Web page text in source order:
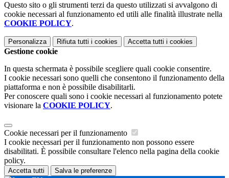
Questo sito o gli strumenti terzi da questo utilizzati si avvalgono di
cookie necessari al funzionamento ed utili alle finalità illustrate nella
COOKIE POLICY.
Personalizza Rifiuta tutti i cookies Accetta tutti i cookies
Gestione cookie
In questa schermata è possibile scegliere quali cookie consentire.
I cookie necessari sono quelli che consentono il funzionamento della
piattaforma e non è possibile disabilitarli.
Per conoscere quali sono i cookie necessari al funzionamento potete
visionare la COOKIE POLICY.
Cookie necessari per il funzionamento
I cookie necessari per il funzionamento non possono essere
disabilitati. È possibile consultare l'elenco nella pagina della cookie
policy.
Accetta tutti Salva le preferenze